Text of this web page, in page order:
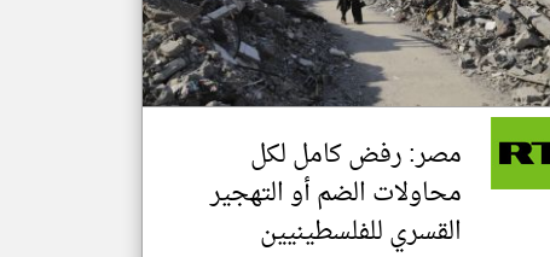
تغيير الدولة
اخبار فلسطين على مدار الساعة
أهم اخبار فلسطين العاجلة والمباشرة
مصر: رفض كامل لكل
محاولات الضم أو التهجير
القسري للفلسطينيين
klyoum.com